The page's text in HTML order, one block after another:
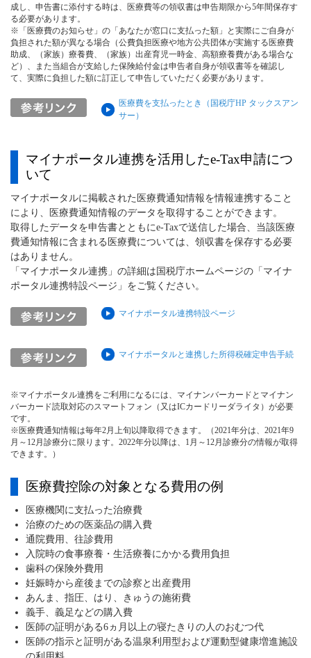
成し、申告書に添付する時は、医療費等の領収書は申告期限から5年間保存す
る必要があります。
※「医療費のお知らせ」の「あなたが窓口に支払った額」と実際にご自身が
負担された額が異なる場合（公費負担医療や地方公共団体が実施する医療費
助成、（家族）療養費、（家族）出産育児一時金、高額療養費がある場合な
ど）、また当組合が支給した保険給付金は申告者自身が領収書等を確認し
て、実際に負担した額に訂正して申告していただく必要があります。
医療費を支払ったとき（国税庁HP タックスアン
サー）
マイナポータル連携を活用したe-Tax申請につ
いて
マイナポータルに掲載された医療費通知情報を情報連携すること
により、医療費通知情報のデータを取得することができます。
取得したデータを申告書とともにe-Taxで送信した場合、当該医療
費通知情報に含まれる医療費については、領収書を保存する必要
はありません。
「マイナポータル連携」の詳細は国税庁ホームページの「マイナ
ポータル連携特設ページ」をご覧ください。
マイナポータル連携特設ページ
マイナポータルと連携した所得税確定申告手続
※マイナポータル連携をご利用になるには、マイナンバーカードとマイナン
バーカード読取対応のスマートフォン（又はICカードリーダライタ）が必要
です。
※医療費通知情報は毎年2月上旬以降取得できます。（2021年分は、2021年9
月～12月診療分に限ります。2022年分以降は、1月～12月診療分の情報が取得
できます。）
医療費控除の対象となる費用の例
医療機関に支払った治療費
治療のための医薬品の購入費
通院費用、往診費用
入院時の食事療養・生活療養にかかる費用負担
歯科の保険外費用
妊娠時から産後までの診察と出産費用
あんま、指圧、はり、きゅうの施術費
義手、義足などの購入費
医師の証明がある6ヵ月以上の寝たきりの人のおむつ代
医師の指示と証明がある温泉利用型および運動型健康増進施設
の利用料